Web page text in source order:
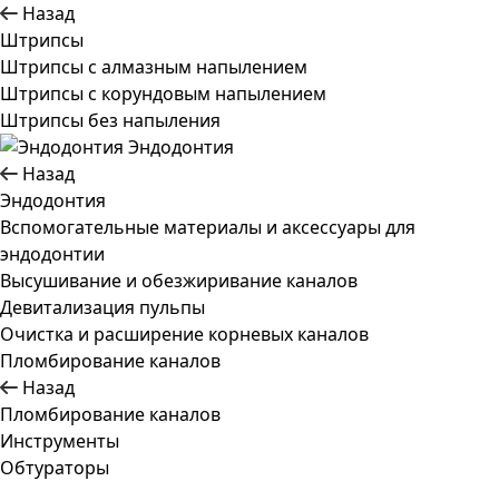
Назад
Штрипсы
Штрипсы c алмазным напылением
Штрипсы c корундовым напылением
Штрипсы без напыления
Эндодонтия
Назад
Эндодонтия
Вспомогательные материалы и аксессуары для
эндодонтии
Высушивание и обезжиривание каналов
Девитализация пульпы
Очистка и расширение корневых каналов
Пломбирование каналов
Назад
Пломбирование каналов
Инструменты
Обтураторы